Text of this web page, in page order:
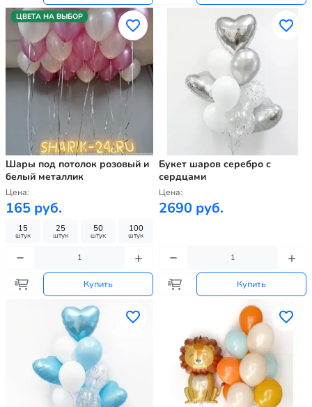
ЦВЕТА НА ВЫБОР
Шары под потолок розовый и
белый металлик
Цена:
165 руб.
15
штук
25
штук
50
штук
100
штук
Купить
Букет шаров серебро с
сердцами
Цена:
2690 руб.
Купить